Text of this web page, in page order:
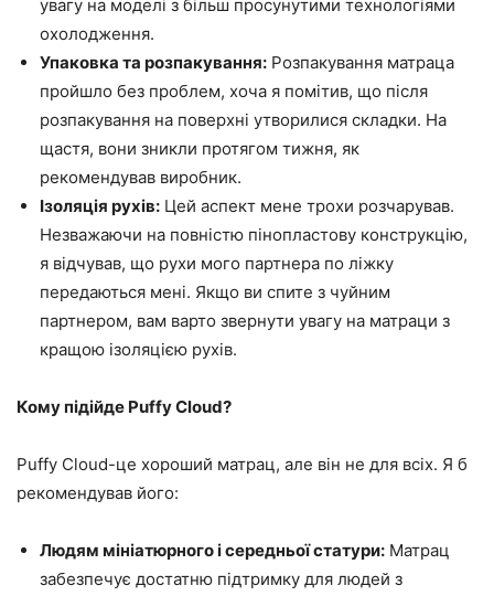
увагу на моделі з більш просунутими технологіями
охолодження.
Упаковка та розпакування: Розпакування матраца
пройшло без проблем, хоча я помітив, що після
розпакування на поверхні утворилися складки. На
щастя, вони зникли протягом тижня, як
рекомендував виробник.
Ізоляція рухів: Цей аспект мене трохи розчарував.
Незважаючи на повністю пінопластову конструкцію,
я відчував, що рухи мого партнера по ліжку
передаються мені. Якщо ви спите з чуйним
партнером, вам варто звернути увагу на матраци з
кращою ізоляцією рухів.
Кому підійде Puffy Cloud?
Puffy Cloud-це хороший матрац, але він не для всіх. Я б
рекомендував його:
Людям мініатюрного і середньої статури: Матрац
забезпечує достатню підтримку для людей з